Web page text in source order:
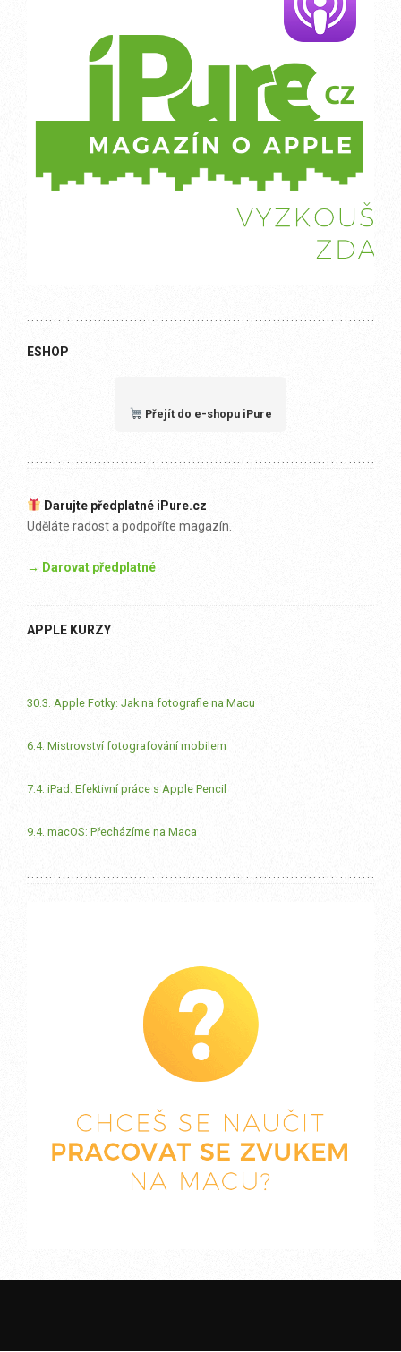
ESHOP
Přejít do e-shopu iPure
Darujte předplatné iPure.cz
Uděláte radost a podpoříte magazín.
→ Darovat předplatné
APPLE KURZY
30.3. Apple Fotky: Jak na fotografie na Macu
6.4. Mistrovství fotografování mobilem
7.4. iPad: Efektivní práce s Apple Pencil
9.4. macOS: Přecházíme na Maca